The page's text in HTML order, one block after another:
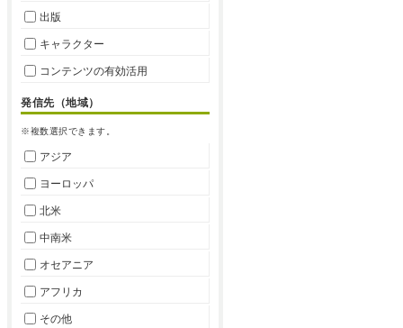
出版
キャラクター
コンテンツの有効活用
発信先（地域）
※複数選択できます。
アジア
ヨーロッパ
北米
中南米
オセアニア
アフリカ
その他